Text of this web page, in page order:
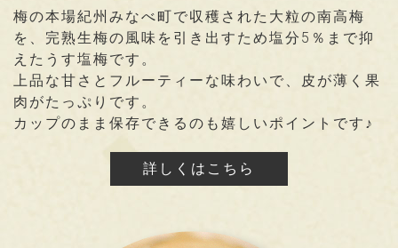
梅の本場紀州みなべ町で収穫された大粒の南高梅
を、完熟生梅の風味を引き出すため塩分5％まで抑
えたうす塩梅です。
上品な甘さとフルーティーな味わいで、皮が薄く果
肉がたっぷりです。
カップのまま保存できるのも嬉しいポイントです♪
詳しくはこちら